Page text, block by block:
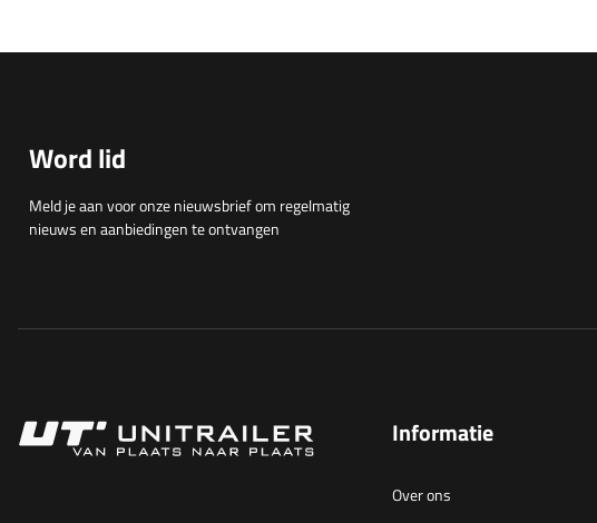
Word lid
Meld je aan voor onze nieuwsbrief om regelmatig
nieuws en aanbiedingen te ontvangen
Informatie
Over ons